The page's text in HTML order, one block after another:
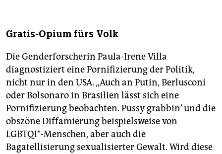
Gratis-Opium fürs Volk
Die Genderforscherin Paula-Irene Villa
diagnostiziert eine Pornifizierung der Politik,
nicht nur in den USA. „Auch an Putin, Berlusconi
oder Bolsonaro in Brasilien lässt sich eine
Pornifizierung beobachten. Pussy grabbin’ und die
obszöne Diffamierung beispielsweise von
LGBTQI*-Menschen, aber auch die
Bagatellisierung sexualisierter Gewalt. Wird diese